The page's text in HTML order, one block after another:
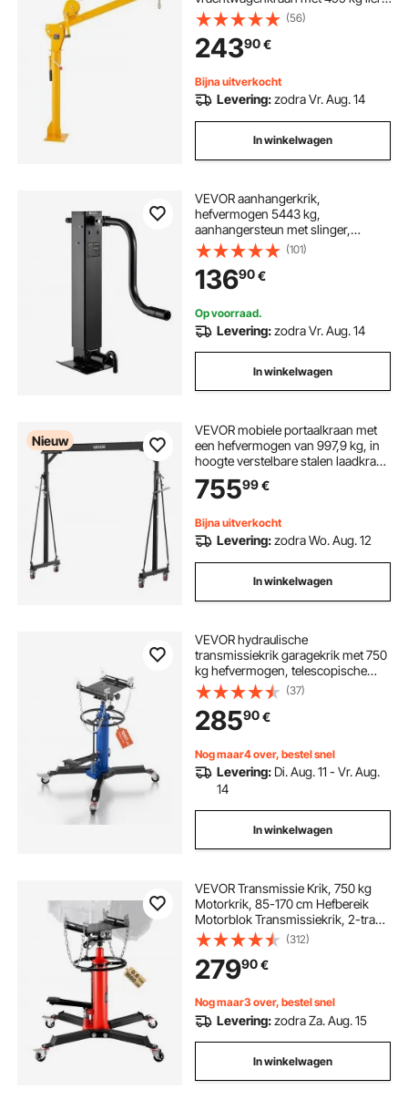
stalen laadkraan, werkplaatskraan
360° draaibaar, hijskraan voor het
hijsen van goederen op
bouwplaatsen en in de fabriek
(56)
24390€
Bijna uitverkocht
Levering:zodra Vr. Aug. 14
In winkelwagen
VEVOR aanhangerkrik,
hefvermogen 5443 kg,
aanhangersteun met slinger,
verstelbaar van 703 tot 1377 mm,
caravan, draaibare steun voor het
heffen van campers,
bedrijfsvoertuigen en
jachtaanhangers.
(101)
13690€
Op voorraad.
Levering:zodra Vr. Aug. 14
In winkelwagen
Nieuw
VEVOR mobiele portaalkraan met
een hefvermogen van 997,9 kg, in
hoogte verstelbare stalen laadkraan
van 243-363 cm, robuuste
werkplaatskraan inclusief 360°
laadkraan voor magazijn,
werkplaats, bouwplaats en fabriek.
75599€
Bijna uitverkocht
Levering:zodra Wo. Aug. 12
In winkelwagen
VEVOR hydraulische
transmissiekrik garagekrik met 750
kg hefvermogen, telescopische
transmissiekrik met pedaal en 360°
draaiwiel, 88-176 cm hoge
hefhoogte, takel voor
garage/werkplaats blauw + zwart
(37)
28590€
Nog maar4 over, bestel snel
Levering: Di. Aug. 11 - Vr. Aug.
14
In winkelwagen
VEVOR Transmissie Krik, 750 kg
Motorkrik, 85-170 cm Hefbereik
Motorblok Transmissiekrik, 2-traps
Hydraulische Transmissie Krik,
Vrijloop Hydraulische Krik voor
Auto Workshops Auto
Transmissies, Rood
(312)
27990€
Nog maar3 over, bestel snel
Levering:zodra Za. Aug. 15
In winkelwagen